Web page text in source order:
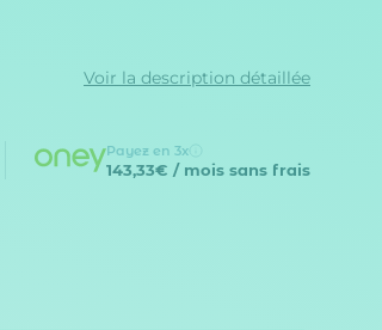
Voir la description détaillée
Payez en 3x
143,33€ / mois sans frais